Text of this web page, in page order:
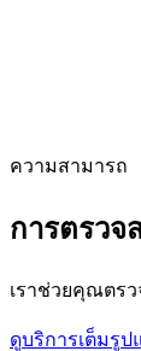
ความสามารถ
การตรวจ
เราช่วยคุณตร
ดูบริการเต็มรูป